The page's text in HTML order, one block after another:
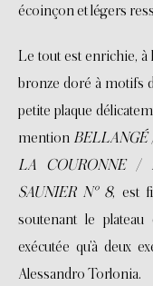
écoinçon et légers
Le tout est enrichie, à
bronze doré à motifs
petite plaque
mention BELLANGÉ
LA COURONNE/
SAUNIER N° 8, est
soutenant le
exécutée qu’à deux
Alessandro Torlonia.